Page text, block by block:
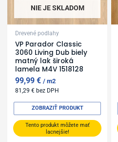
NIE JE SKLADOM
Drevené podlahy
VP Parador Classic
3060 Living Dub biely
matný lak široká
lamela M4V 1518128
99,99€ m2
81,29€ bez DPH
Tento produkt môžete mať
lacnejšie!
ZOBRAZIŤ PRODUKT